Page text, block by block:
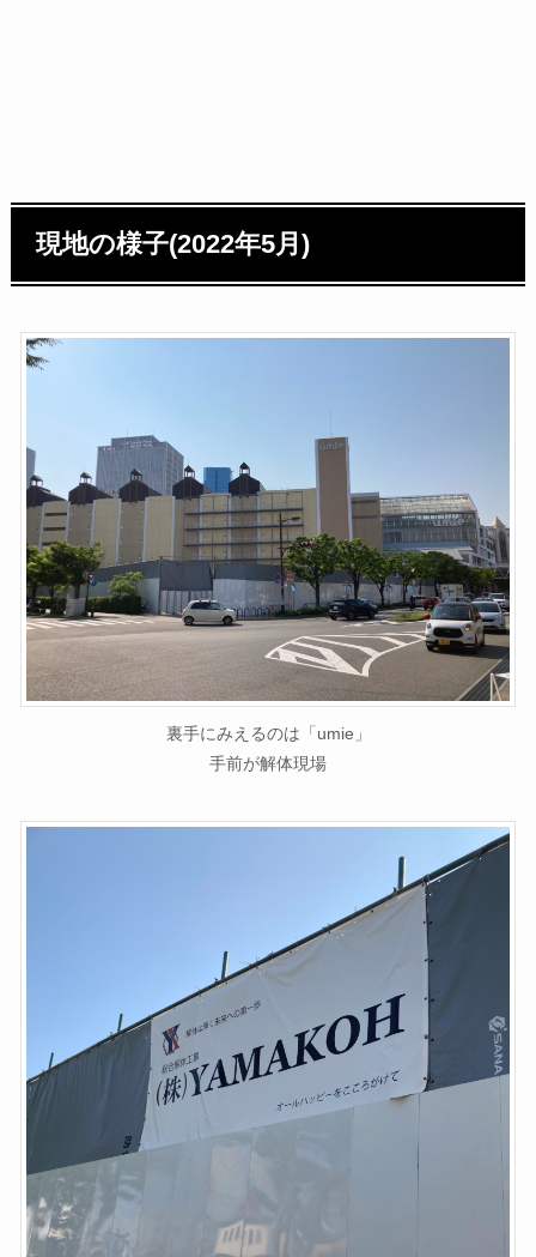
現地の様子(2022年5月)
裏手にみえるのは「umie」
手前が解体現場